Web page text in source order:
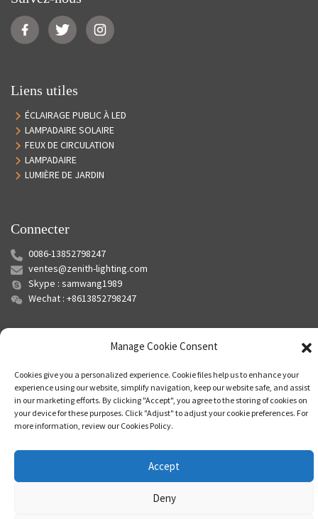
Liens utiles
ÉCLAIRAGE PUBLIC À LED
LAMPADAIRE SOLAIRE
FEUX DE CIRCULATION
LAMPADAIRE
LUMIÈRE DE JARDIN
Connecter
0086-13852798247
ventes@zenith-lighting.com
Skype : samwang1989
Wechat : +8613852798247
© Copyright - 2010-2024 : Tous droits réservés.Plan du site-Plan du
siteTrans-Recherche principale
Manage Cookie Consent
Cookies give you a personalized experience. Cookie files help us to enhance your
experience using our website, simplify navigation, keep our website safe, and assist
in our marketing efforts. By clicking "Accept", you agree to the storing of cookies on
your device for these purposes. Click "Adjust" to adjust your cookie preferences. For
more information, review our Cookies Policy.
Accept
Deny